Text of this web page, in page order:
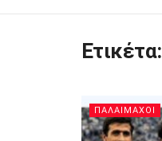
Ετικέτα:
ΠΑΛΑΙΜΑΧΟΙ